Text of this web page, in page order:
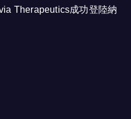
Therapeutics成功登陸納